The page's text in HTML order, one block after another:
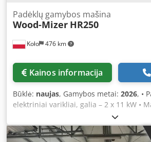
Koło 476 km
Padėklų gamybos mašina
Wood-Mizer HR250
Kainos informacija
Būklė: naujas, Gamybos metai: 2026, •
elektriniai varikliai, galia – 2 x 11 kW •
apdirbamo medžiagos storis – 250 mm
apdirbamo medžiagos plotis – 300 mm
pjovimo aukštis – 10 mm •